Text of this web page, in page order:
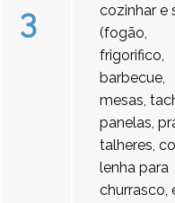
3
cozinhar e
(fogão,
frigorifico,
barbecue,
mesas,
panelas,
talheres,
lenha para
churrasco,